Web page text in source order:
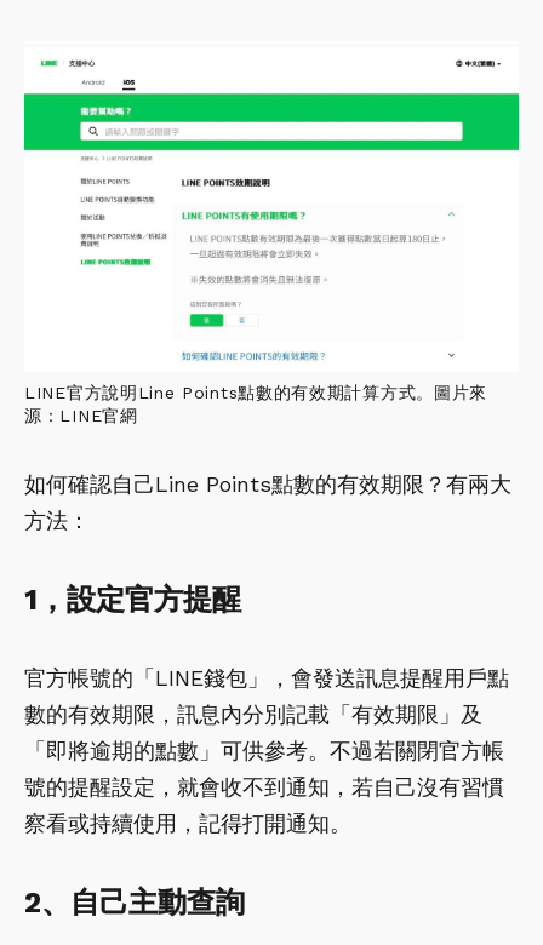
LINE官方說明Line Points點數的有效期計算方式。圖片來
源：LINE官網
如何確認自己Line Points點數的有效期限？有兩大
方法：
1，設定官方提醒
官方帳號的「LINE錢包」，會發送訊息提醒用戶點
數的有效期限，訊息內分別記載「有效期限」及
「即將逾期的點數」可供參考。不過若關閉官方帳
號的提醒設定，就會收不到通知，若自己沒有習慣
察看或持續使用，記得打開通知。
2、自己主動查詢